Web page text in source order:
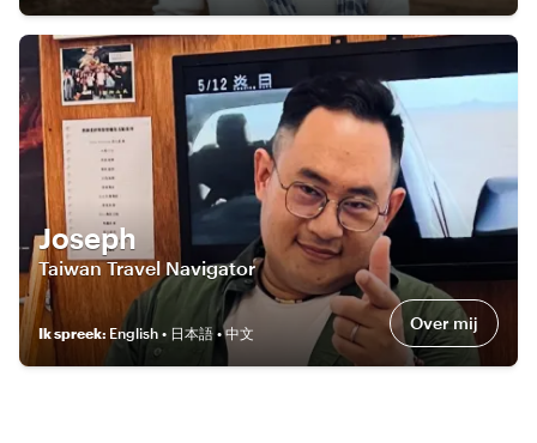
Joseph
Taiwan Travel Navigator
Ik spreek: English • 日本語 • 中文 Over mij